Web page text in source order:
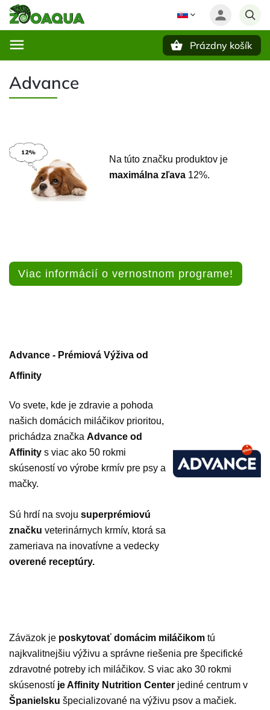
Prázdny košík
Advance
Na túto značku produktov je
maximálna zľava 12%.
Viac informácií o vernostnom programe!
Advance - Prémiová Výživa od
Affinity
Vo svete, kde je zdravie a pohoda
našich domácich miláčikov prioritou,
prichádza značka Advance od
Affinity s viac ako 50 rokmi
skúseností vo výrobe krmív pre psy a
mačky.
Sú hrdí na svoju superprémiovú
značku veterinárnych krmív, ktorá sa
zameriava na inovatívne a vedecky
overené receptúry.
Záväzok je poskytovať domácim miláčikom tú
najkvalitnejšiu výživu a správne riešenia pre špecifické
zdravotné potreby ich miláčikov. S viac ako 30 rokmi
skúseností je Affinity Nutrition Center jediné centrum v
Španielsku špecializované na výživu psov a mačiek.